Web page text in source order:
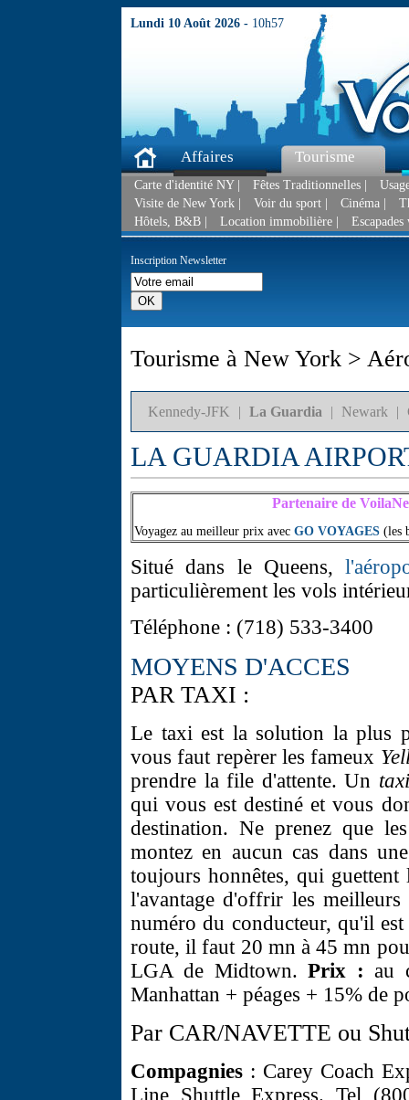
Lundi 10 Août 2026 - 10h57
Affaires Tourisme
Carte d'identité NY | Fêtes Traditionnelles |
Visite de New York |
Voir du sport | Cinéma |
Hôtels, B&B |
Location immobilière |
Inscription Newsletter
Tourisme à New York >
Kennedy-JFK | La Guardia | Newark |
LA GUARDIA
Partenaire de
Voyagez au meilleur prix avec GO VOYAGES (les
Situé dans le Queens,
particulièrement les vols
Téléphone : (718) 533-3400
MOYENS D'ACCES
PAR TAXI :
Le taxi est la solution la plus
vous faut repèrer les fameux
prendre la file d'attente. Un
qui vous est destiné et vous
destination. Ne prenez que
montez en aucun cas dans
toujours honnêtes, qui
l'avantage d'offrir les
numéro du conducteur, qu'il
route, il faut 20 mn à 45 mn
LGA de Midtown.Prix :au
Manhattan + péages + 15% de
Par CAR/NAVETTE ou
Compagnies : Carey Coach
Line Shuttle Express. Tel